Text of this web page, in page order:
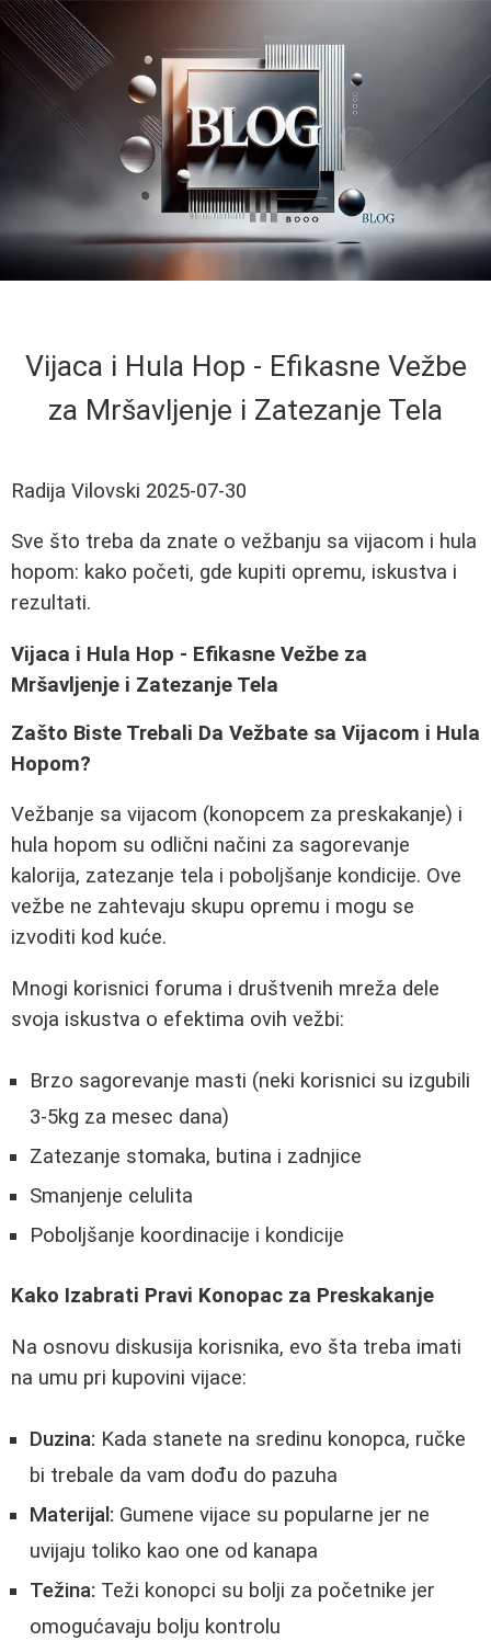
Vijaca i Hula Hop - Efikasne Vežbe
za Mršavljenje i Zatezanje Tela
Radija Vilovski 2025-07-30
Sve što treba da znate o vežbanju sa vijacom i hula
hopom: kako početi, gde kupiti opremu, iskustva i
rezultati.
Vijaca i Hula Hop - Efikasne Vežbe za
Mršavljenje i Zatezanje Tela
Zašto Biste Trebali Da Vežbate sa Vijacom i Hula
Hopom?
Vežbanje sa vijacom (konopcem za preskakanje) i
hula hopom su odlični načini za sagorevanje
kalorija, zatezanje tela i poboljšanje kondicije. Ove
vežbe ne zahtevaju skupu opremu i mogu se
izvoditi kod kuće.
Mnogi korisnici foruma i društvenih mreža dele
svoja iskustva o efektima ovih vežbi:
Brzo sagorevanje masti (neki korisnici su izgubili
3-5kg za mesec dana)
Zatezanje stomaka, butina i zadnjice
Smanjenje celulita
Poboljšanje koordinacije i kondicije
Kako Izabrati Pravi Konopac za Preskakanje
Na osnovu diskusija korisnika, evo šta treba imati
na umu pri kupovini vijace:
Duzina: Kada stanete na sredinu konopca, ručke
bi trebale da vam dođu do pazuha
Materijal: Gumene vijace su popularne jer ne
uvijaju toliko kao one od kanapa
Težina: Teži konopci su bolji za početnike jer
omogućavaju bolju kontrolu